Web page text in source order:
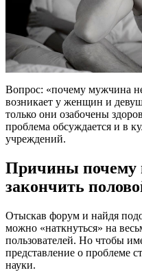
Вопрос: «почему мужчина
возникает у женщин и
только они озабочены
проблема обсуждается и в
учреждений.
Причины почему
закончить
Отыскав форум и найдя
можно «наткнуться» на
пользователей. Но чтобы
представление о проблеме
науки.